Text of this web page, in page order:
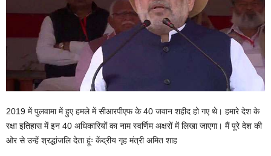
2019 में पुलवामा में हुए हमले में सीआरपीएफ के 40 जवान शहीद हो गए थे। हमारे देश के
रक्षा इतिहास में इन 40 अधिकारियों का नाम स्वर्णिम अक्षरों में लिखा जाएगा। मैं पूरे देश की
ओर से उन्हें श्रद्धांजलि देता हूंः केंद्रीय गृह मंत्री अमित शाह